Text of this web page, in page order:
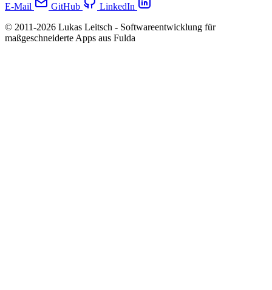
E-Mail
GitHub
LinkedIn
© 2011-2026 Lukas Leitsch - Softwareentwicklung für
maßgeschneiderte Apps aus Fulda